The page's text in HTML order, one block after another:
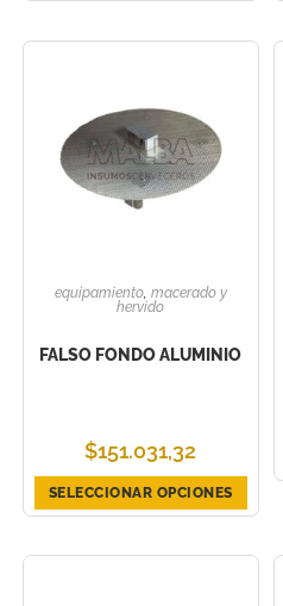
equipamiento, macerado y
hervido
FALSO FONDO ALUMINIO
$151.031,32
SELECCIONAR OPCIONES